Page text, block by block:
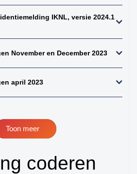
42. ruggenmerg totaal
43. hersenen totaal,
verlengde merg
44. alle gliomen
46. alle meningeomen
48. alle
IKNL, versie 2024.1
November en December 2023
april 2023
Toon meer
coderen